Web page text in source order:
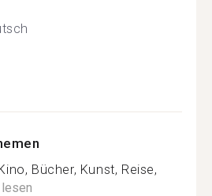
Bücher, Kunst, Reise,